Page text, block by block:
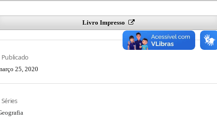
Livro Impresso
Publicado
25, 2020
Séries